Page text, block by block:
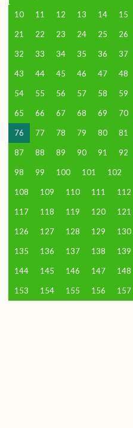
10 11 12 13 14 15
21 22 23 24 25 26
32 33 34 35 36 37
43 44 45 46 47 48
54 55 56 57 58 59
65 66 67 68 69 70
76 77 78 79 80 81
87 88 89 90 91 92
98 99 100 101 102
108 109 110 111 112
117 118 119 120 121
126 127 128 129 130
135 136 137 138 139
144 145 146 147 148
153 154 155 156 157